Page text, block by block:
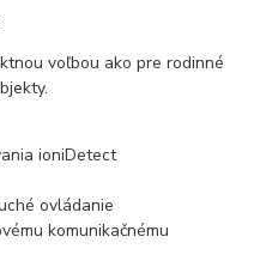
voľbou ako pre rodinné
ioniDetect
ovládanie
komunikačnému